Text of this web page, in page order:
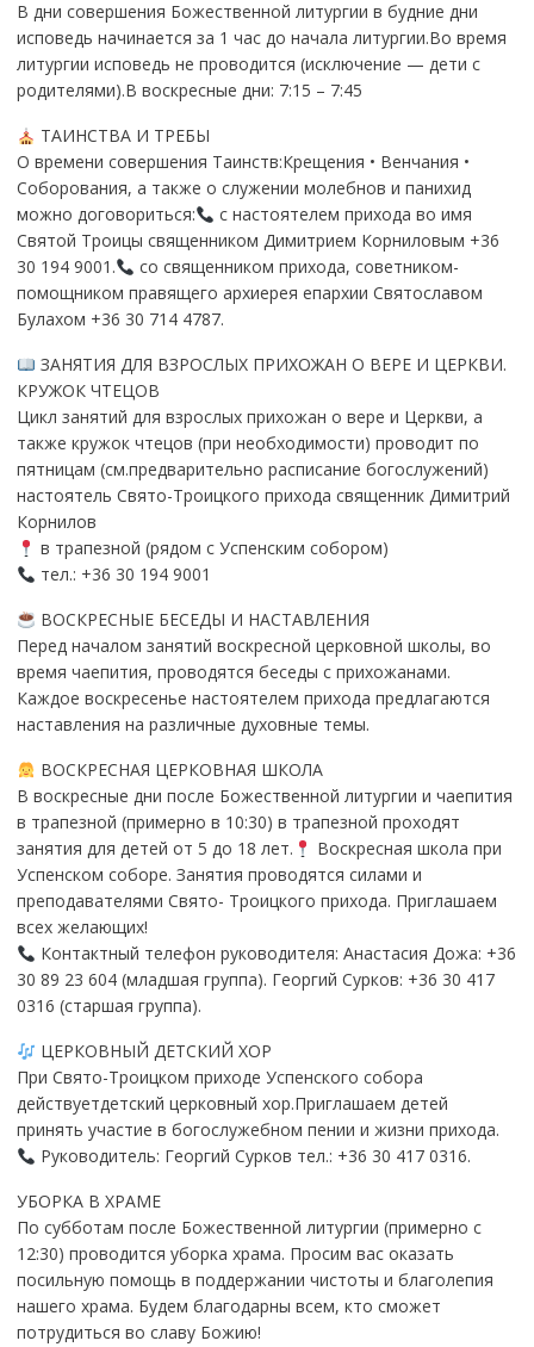
В дни совершения Божественной литургии в будние дни
исповедь начинается за 1 час до начала литургии.Во время
литургии исповедь не проводится (исключение — дети с
родителями).В воскресные дни: 7:15 – 7:45
ТАИНСТВА И ТРЕБЫ
О времени совершения Таинств:Крещения • Венчания •
Соборования, а также о служении молебнов и панихид
можно договориться:
с настоятелем прихода во имя
Святой Троицы священником Димитрием Корниловым +36
30 194 9001.
со священником прихода, советником-
помощником правящего архиерея епархии Святославом
Булахом +36 30 714 4787.
ЗАНЯТИЯ ДЛЯ ВЗРОСЛЫХ ПРИХОЖАН О ВЕРЕ И ЦЕРКВИ.
КРУЖОК ЧТЕЦОВ
Цикл занятий для взрослых прихожан о вере и Церкви, а
также кружок чтецов (при необходимости) проводит по
пятницам (см.предварительно расписание богослужений)
настоятель Свято-Троицкого прихода священник Димитрий
Корнилов
в трапезной (рядом с Успенским собором)
тел.: +36 30 194 9001
ВОСКРЕСНЫЕ БЕСЕДЫ И НАСТАВЛЕНИЯ
Перед началом занятий воскресной церковной школы, во
время чаепития, проводятся беседы с прихожанами.
Каждое воскресенье настоятелем прихода предлагаются
наставления на различные духовные темы.
ВОСКРЕСНАЯ ЦЕРКОВНАЯ ШКОЛА
В воскресные дни после Божественной литургии и чаепития
в трапезной (примерно в 10:30) в трапезной проходят
занятия для детей от 5 до 18 лет.
Воскресная школа при
Успенском соборе. Занятия проводятся силами и
преподавателями Свято- Троицкого прихода. Приглашаем
всех желающих!
Контактный телефон руководителя: Анастасия Дожа: +36
30 89 23 604 (младшая группа). Георгий Сурков: +36 30 417
0316 (старшая группа).
ЦЕРКОВНЫЙ ДЕТСКИЙ ХОР
При Свято-Троицком приходе Успенского собора
действуетдетский церковный хор.Приглашаем детей
принять участие в богослужебном пении и жизни прихода.
Руководитель: Георгий Сурков тел.: +36 30 417 0316.
УБОРКА В ХРАМЕ
По субботам после Божественной литургии (примерно с
12:30) проводится уборка храма. Просим вас оказать
посильную помощь в поддержании чистоты и благолепия
нашего храма. Будем благодарны всем, кто сможет
потрудиться во славу Божию!